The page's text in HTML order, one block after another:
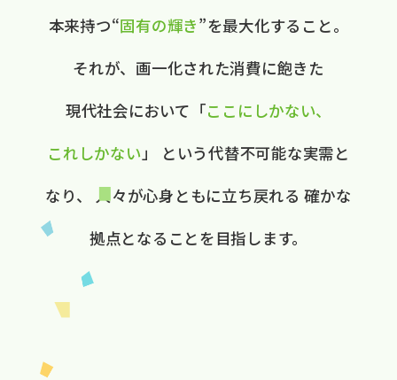
本来持つ“固有の​輝き”を​最大化する​こと。
それが、​画一化された​消費に​飽きた​
現代社会に​おいて ​「ここに​しかない、​
これしかない 」
と​いう​代替不可能な​実需と​
なり、
人々が​心身ともに​立ち戻れる 確かな​
拠点と​なる​ことを​目指します。​